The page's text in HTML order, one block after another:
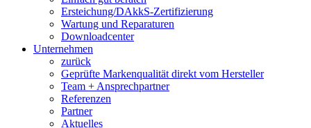
Ersteichung/DAkkS-Zertifizierung
Wartung und Reparaturen
Downloadcenter
Unternehmen
zurück
Geprüfte Markenqualität direkt vom Hersteller
Team + Ansprechpartner
Referenzen
Partner
Aktuelles